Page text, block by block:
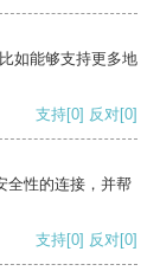
如能够支持更多地
支持[0] 反对[0]
全性的连接，并帮
支持[0] 反对[0]